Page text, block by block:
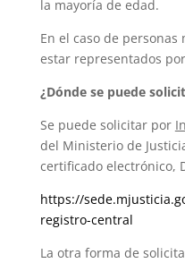
la mayoría de edad.
En el caso de
estar representados
¿Dónde se puede
Se puede solicitar por
del Ministerio de
certificado electrónico,
https://
registro-central
La otra forma de